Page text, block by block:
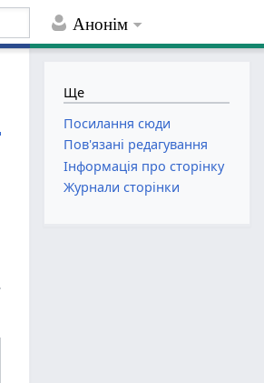
Анонім
Ще
Посилання сюди
Пов'язані редагування
Інформація про сторінку
Журнали сторінки